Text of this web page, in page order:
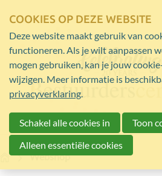
HomeWebshop
COOKIES OP DEZE WEBSITE
Deze website maakt gebruik van
functioneren. Als je wilt aanpassen
mogen gebruiken, kan je jouw
wijzigen. Meer informatie is
privacyverklaring.
Schakel alle cookies in
Toon
Alleen essentiële cookies